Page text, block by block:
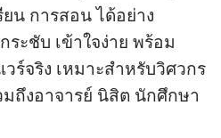
น การสอน ได้อย่าง
ะชับ เข้าใจง่าย พร้อม
ร์จริง เหมาะสำหรับวิศวกร
ถึงอาจารย์ นิสิต นักศึกษา